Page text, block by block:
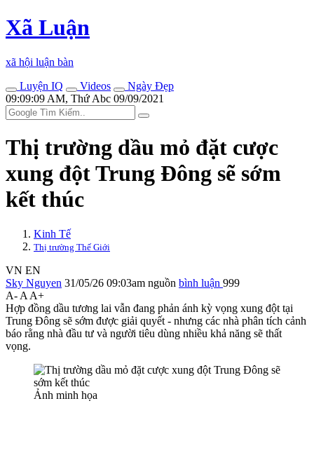
Xã Luận
xã hội luận bàn
Luyện IQ
Videos
Ngày Đẹp
09:09:09 AM, Thứ Abc 09/09/2021
Thị trường dầu mỏ đặt cược
xung đột Trung Đông sẽ sớm
kết thúc
Kinh Tế
Thị trường Thế Giới
VN EN
Sky Nguyen 31/05/26 09:03am nguồn bình luận 999
A- A A+
Hợp đồng dầu tương lai vẫn đang phản ánh kỳ vọng xung đột tại
Trung Đông sẽ sớm được giải quyết - nhưng các nhà phân tích cảnh
báo rằng nhà đầu tư và người tiêu dùng nhiều khả năng sẽ thất
vọng.
Ảnh minh họa